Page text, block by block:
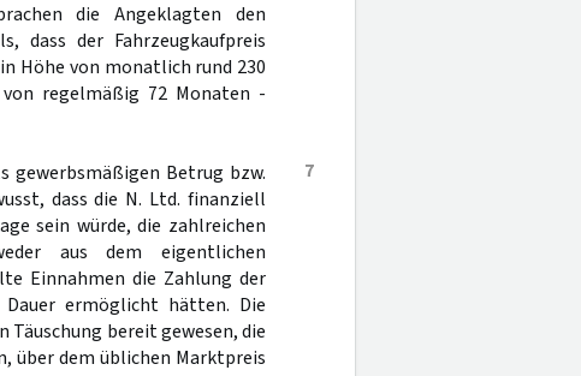
die Angeklagten den
dass der Fahrzeugkaufpreis
Höhe von monatlich rund 230
regelmäßig 72 Monaten -
7
gewerbsmäßigen Betrug bzw.
dass die N. Ltd. finanziell
sein würde, die zahlreichen
aus dem eigentlichen
Einnahmen die Zahlung der
Dauer ermöglicht hätten. Die
Täuschung bereit gewesen, die
über dem üblichen Marktpreis